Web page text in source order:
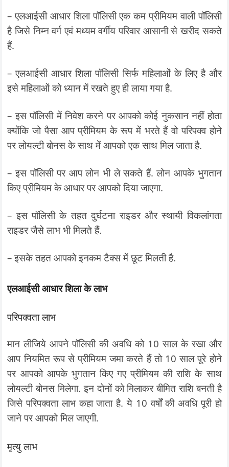
– एलआईसी आधार शिला पॉलिसी एक कम प्रीमियम वाली पॉलिसी
है जिसे निम्न वर्ग एवं मध्यम वर्गीय परिवार आसानी से खरीद सकते
हैं.
– एलआईसी आधार शिला पॉलिसी सिर्फ महिलाओं के लिए है और
इसे महिलाओं को ध्यान में रखते हुए ही लाया गया है.
– इस पॉलिसी में निवेश करने पर आपको कोई नुकसान नहीं होता
क्योंकि जो पैसा आप प्रीमियम के रूप में भरते हैं वो परिपक्व होने
पर लोयल्टी बोनस के साथ में आपको एक साथ मिल जाता है.
– इस पॉलिसी पर आप लोन भी ले सकते हैं. लोन आपके भुगतान
किए प्रीमियम के आधार पर आपको दिया जाएगा.
– इस पॉलिसी के तहत दुर्घटना राइडर और स्थायी विकलांगता
राइडर जैसे लाभ भी मिलते हैं.
– इसके तहत आपको इनकम टैक्स में छूट मिलती है.
एलआईसी आधार शिला के लाभ
परिपक्वता लाभ
मान लीजिये आपने पॉलिसी की अवधि को 10 साल के रखा और
आप नियमित रूप से प्रीमियम जमा करते हैं तो 10 साल पूरे होने
पर आपको आपके भुगतान किए गए प्रीमियम की राशि के साथ
लोयल्टी बोनस मिलेगा. इन दोनों को मिलाकर बीमित राशि बनती है
जिसे परिपक्वता लाभ कहा जाता है. ये 10 वर्षों की अवधि पूरी हो
जाने पर आपको मिल जाएगी.
मृत्यु लाभ